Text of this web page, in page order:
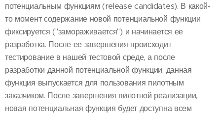
потенциальным функциям (release candidates). В какой-
то момент содержание новой потенциальной функции
фиксируется ("замораживается") и начинается ее
разработка. После ее завершения происходит
тестирование в нашей тестовой среде, а после
разработки данной потенциальной функции, данная
функция выпускается для пользования пилотным
заказчиком. После завершения пилотной реализации,
новая потенциальная функция будет доступна всем